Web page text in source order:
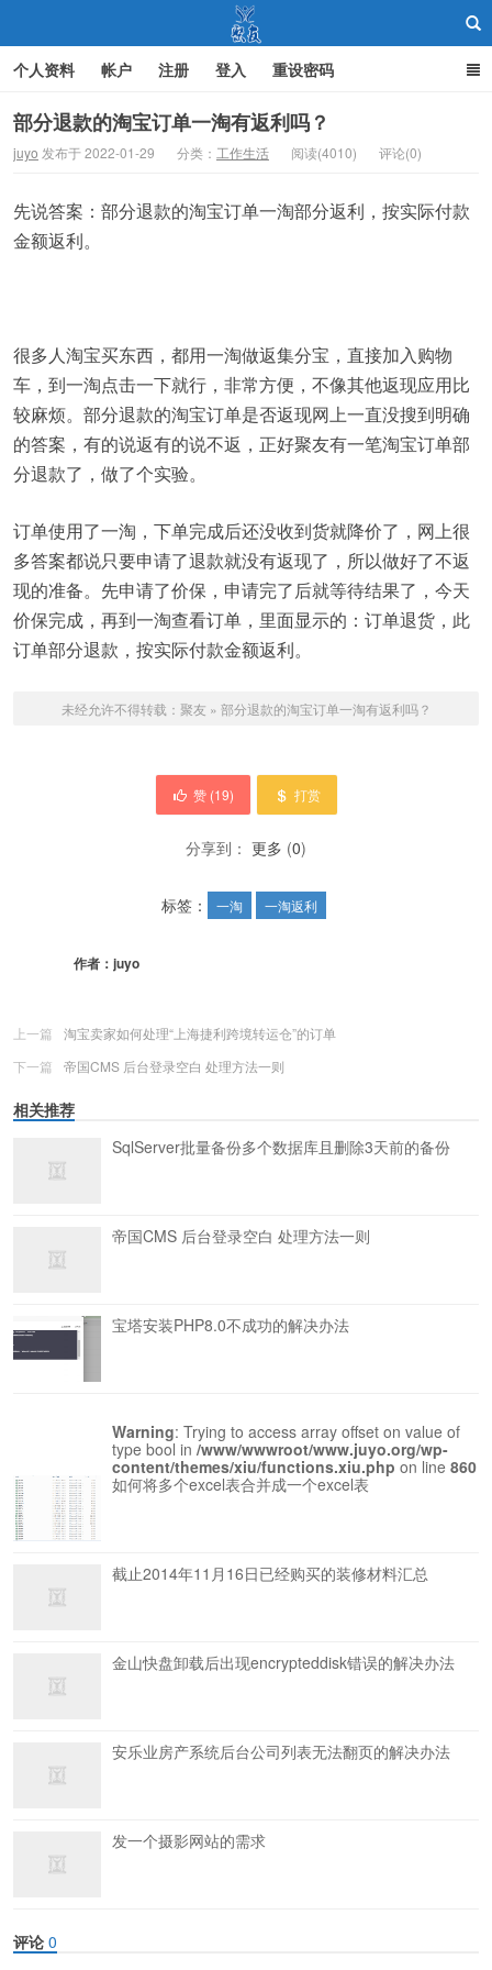
个人资料 帐户 注册 登入 重设密码
部分退款的淘宝订单一淘有返利吗？
juyo 发布于 2022-01-29 分类： 工作生活 阅读(4010) 评论(0)
先说答案：部分退款的淘宝订单一淘部分返利，按实际付款
金额返利。
很多人淘宝买东西，都用一淘做返集分宝，直接加入购物
车，到一淘点击一下就行，非常方便，不像其他返现应用比
较麻烦。部分退款的淘宝订单是否返现网上一直没搜到明确
的答案，有的说返有的说不返，正好聚友有一笔淘宝订单部
分退款了，做了个实验。
订单使用了一淘，下单完成后还没收到货就降价了，网上很
多答案都说只要申请了退款就没有返现了，所以做好了不返
现的准备。先申请了价保，申请完了后就等待结果了，今天
价保完成，再到一淘查看订单，里面显示的：订单退货，此
订单部分退款，按实际付款金额返利。
未经允许不得转载： 聚友 » 部分退款的淘宝订单一淘有返利吗？
赞 (19) 打赏
分享到： 更多 (0)
标签： 一淘 一淘返利
作者： juyo
上一篇
淘宝卖家如何处理“上海捷利跨境转运仓”的订单
下一篇
帝国CMS 后台登录空白 处理方法一则
相关推荐
SqlServer批量备份多个数据库且删除3天前的备份
帝国CMS 后台登录空白 处理方法一则
宝塔安装PHP8.0不成功的解决办法
Warning: Trying to access array offset on value of
type bool in /www/wwwroot/www.juyo.org/wp-
content/themes/xiu/functions.xiu.php on line 860
如何将多个excel表合并成一个excel表
截止2014年11月16日已经购买的装修材料汇总
金山快盘卸载后出现encrypteddisk错误的解决办法
安乐业房产系统后台公司列表无法翻页的解决办法
发一个摄影网站的需求
评论 0